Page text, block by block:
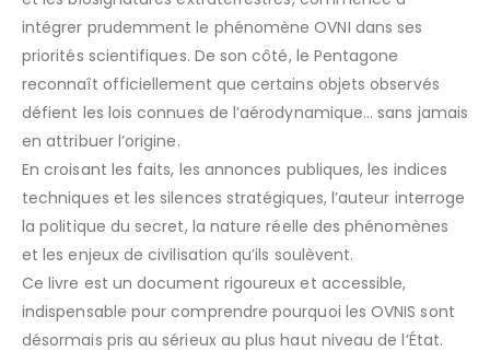
intégrer prudemment le phénomène OVNI dans ses
priorités scientifiques. De son côté, le Pentagone
reconnaît officiellement que certains objets observés
défient les lois connues de l’aérodynamique… sans jamais
en attribuer l’origine.
En croisant les faits, les annonces publiques, les indices
techniques et les silences stratégiques, l’auteur interroge
la politique du secret, la nature réelle des phénomènes
et les enjeux de civilisation qu’ils soulèvent.
Ce livre est un document rigoureux et accessible,
indispensable pour comprendre pourquoi les OVNIS sont
désormais pris au sérieux au plus haut niveau de l’État.